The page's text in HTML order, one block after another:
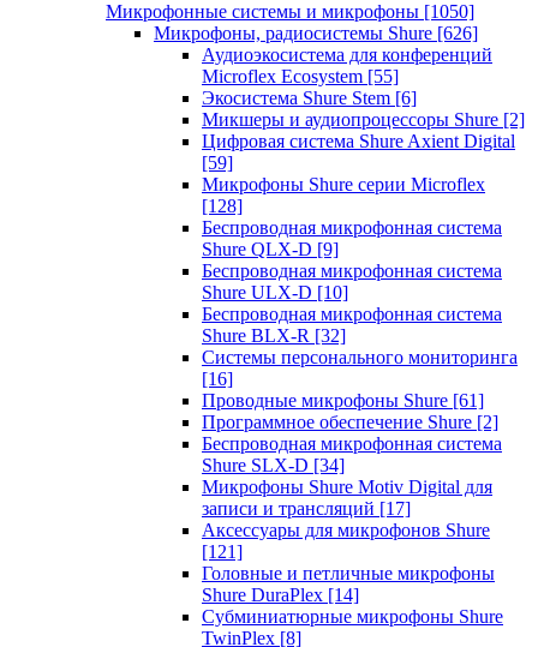
Микрофонные системы и микрофоны [1050]
Микрофоны, радиосистемы Shure [626]
Аудиоэкосистема для конференций
Microflex Ecosystem [55]
Экосистема Shure Stem [6]
Микшеры и аудиопроцессоры Shure [2]
Цифровая система Shure Axient Digital
[59]
Микрофоны Shure серии Microflex
[128]
Беспроводная микрофонная система
Shure QLX-D [9]
Беспроводная микрофонная система
Shure ULX-D [10]
Беспроводная микрофонная система
Shure BLX-R [32]
Системы персонального мониторинга
[16]
Проводные микрофоны Shure [61]
Программное обеспечение Shure [2]
Беспроводная микрофонная система
Shure SLX-D [34]
Микрофоны Shure Motiv Digital для
записи и трансляций [17]
Аксессуары для микрофонов Shure
[121]
Головные и петличные микрофоны
Shure DuraPlex [14]
Субминиатюрные микрофоны Shure
TwinPlex [8]